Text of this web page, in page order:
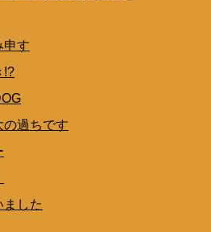
申す
!?
の過ちです
した